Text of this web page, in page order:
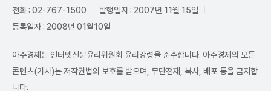
전화 : 02-767-1500
발행일자 : 2007년 11월 15일
등록일자 : 2008년 01월10일
아주경제는 인터넷신문윤리위원회 윤리강령을 준수합니다. 아주경제의 모든
콘텐츠(기사)는 저작권법의 보호를 받으며, 무단전재, 복사, 배포 등을 금지합
니다.